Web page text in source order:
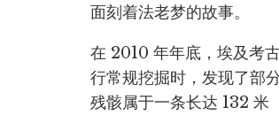
面刻着法老梦的故事。
在 2010 年年底，埃及考
行常规挖掘时，发现了部
残骸属于一条长达 132 米